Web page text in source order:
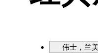
伟士，兰